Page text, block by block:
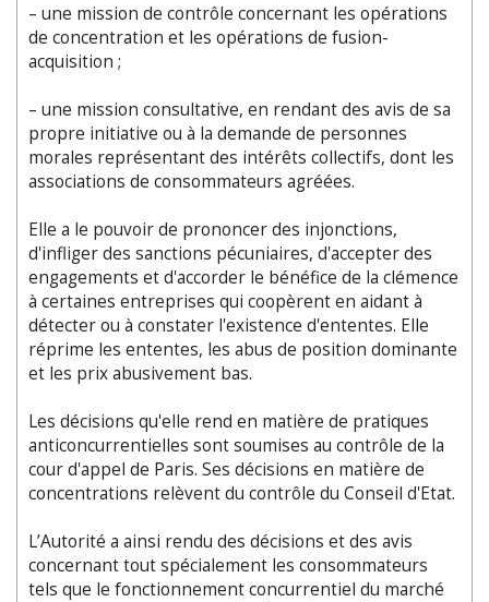
– une mission de contrôle concernant les opérations
de concentration et les opérations de fusion-
acquisition ;
– une mission consultative, en rendant des avis de sa
propre initiative ou à la demande de personnes
morales représentant des intérêts collectifs, dont les
associations de consommateurs agréées.
Elle a le pouvoir de prononcer des injonctions,
d'infliger des sanctions pécuniaires, d'accepter des
engagements et d'accorder le bénéfice de la clémence
à certaines entreprises qui coopèrent en aidant à
détecter ou à constater l'existence d'ententes. Elle
réprime les ententes, les abus de position dominante
et les prix abusivement bas.
Les décisions qu'elle rend en matière de pratiques
anticoncurrentielles sont soumises au contrôle de la
cour d'appel de Paris. Ses décisions en matière de
concentrations relèvent du contrôle du Conseil d'Etat.
L’Autorité a ainsi rendu des décisions et des avis
concernant tout spécialement les consommateurs
tels que le fonctionnement concurrentiel du marché